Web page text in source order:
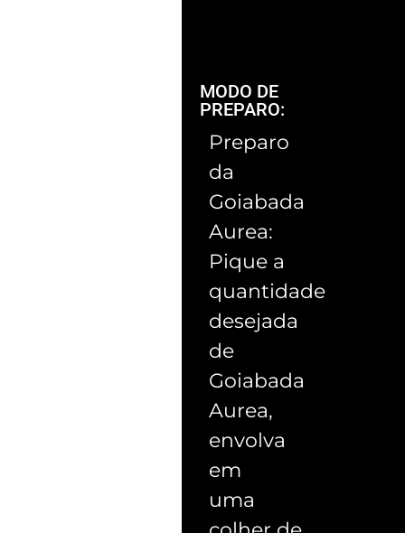
MODO DE
PREPARO:
Preparo
da
Goiabada
Aurea:
Pique a
quantidade
desejada
de
Goiabada
Aurea,
envolva
em
uma